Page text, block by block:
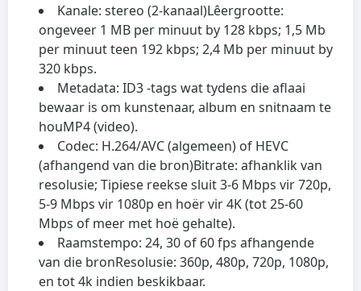
Kanale: stereo (2-kanaal)Lêergrootte:
ongeveer 1 MB per minuut by 128 kbps; 1,5 Mb
per minuut teen 192 kbps; 2,4 Mb per minuut by
320 kbps.
Metadata: ID3 -tags wat tydens die aflaai
bewaar is om kunstenaar, album en snitnaam te
houMP4 (video).
Codec: H.264/AVC (algemeen) of HEVC
(afhangend van die bron)Bitrate: afhanklik van
resolusie; Tipiese reekse sluit 3-6 Mbps vir 720p,
5-9 Mbps vir 1080p en hoër vir 4K (tot 25-60
Mbps of meer met hoë gehalte).
Raamstempo: 24, 30 of 60 fps afhangende
van die bronResolusie: 360p, 480p, 720p, 1080p,
en tot 4k indien beskikbaar.